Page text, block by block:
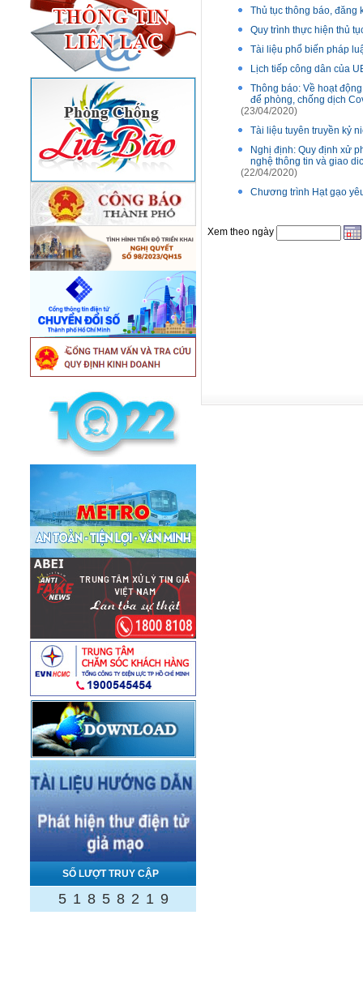
SỐ LƯỢT TRUY CẬP
5 1 8 5 8 2 1 9
Thủ tục thông báo, đăng
Quy trình thực hiện thủ
Tài liệu phổ biến pháp
Lịch tiếp công dân của
Thông báo: Về hoạt
để phòng, chống dịch
(23/04/2020)
Tài liệu tuyên truyền kỷ
Nghị định: Quy định xử
nghệ thông tin và giao
(22/04/2020)
Chương trình Hạt gạo
Xem theo ngày